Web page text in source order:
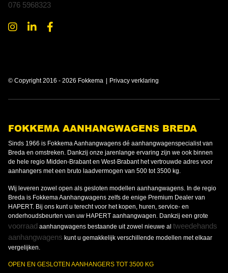
076 5968323
© Copyright 2016 - 2026 Fokkema Privacy verklaring
FOKKEMA AANHANGWAGENS BREDA
Sinds 1966 is Fokkema Aanhangwagens dé aanhangwagenspecialist van
Breda en omstreken. Dankzij onze jarenlange ervaring zijn we ook binnen
de hele regio Midden-Brabant en West-Brabant het vertrouwde adres voor
aanhangers met een bruto laadvermogen van 500 tot 3500 kg.
Wij leveren zowel open als gesloten modellen aanhangwagens. In de regio
Breda is Fokkema Aanhangwagens zelfs de enige Premium Dealer van
HAPERT. Bij ons kunt u terecht voor het kopen, huren, service- en
onderhoudsbeurten van uw HAPERT aanhangwagen. Dankzij een grote
voorraad aanhangwagens bestaande uit zowel nieuwe al tweedehands
aanhangwagens kunt u gemakkelijk verschillende modellen met elkaar
vergelijken.
OPEN EN GESLOTEN AANHANGERS TOT 3500 KG